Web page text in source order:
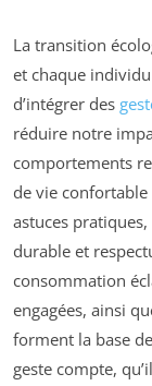
La transition
et chaque
d’intégrer des
réduire notre
comportements
de vie confortable
astuces
durable et
consommation
engagées, ainsi
forment la base
geste compte,